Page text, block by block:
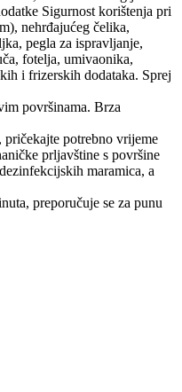
Sigurnost korištenja pri
nehrđajućeg čelika,
pegla za ispravljanje,
fotelja, umivaonika,
i frizerskih dodataka. Sprej
površinama. Brza
potrebno vrijeme
prljavštine s površine
maramica, a
preporučuje se za punu